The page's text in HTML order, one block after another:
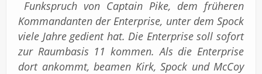
Funkspruch von Captain Pike, dem früheren
Kommandanten der Enterprise, unter dem Spock
viele Jahre gedient hat. Die Enterprise soll sofort
zur Raumbasis 11 kommen. Als die Enterprise
dort ankommt, beamen Kirk, Spock und McCoy